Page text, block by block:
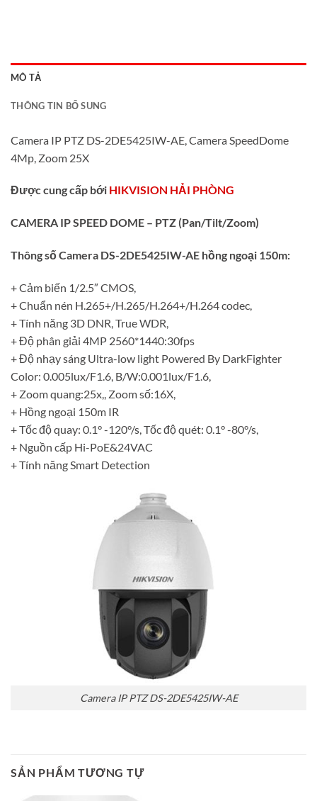
MÔ TẢ
THÔNG TIN BỔ SUNG
Camera IP PTZ DS-2DE5425IW-AE, Camera SpeedDome
4Mp, Zoom 25X
Được cung cấp bới HIKVISION HẢI PHÒNG
CAMERA IP SPEED DOME – PTZ (Pan/Tilt/Zoom)
Thông số Camera DS-2DE5425IW-AE hồng ngoại 150m:
+ Cảm biến 1/2.5″ CMOS,
+ Chuẩn nén H.265+/H.265/H.264+/H.264 codec,
+ Tính năng 3D DNR, True WDR,
+ Độ phân giải 4MP 2560*1440:30fps
+ Độ nhạy sáng Ultra-low light Powered By DarkFighter
Color: 0.005lux/F1.6, B/W:0.001lux/F1.6,
+ Zoom quang:25x,, Zoom số:16X,
+ Hồng ngoại 150m IR
+ Tốc độ quay: 0.1° -120°/s, Tốc độ quét: 0.1° -80°/s,
+ Nguồn cấp Hi-PoE&24VAC
+ Tính năng Smart Detection
Camera IP PTZ DS-2DE5425IW-AE
SẢN PHẨM TƯƠNG TỰ